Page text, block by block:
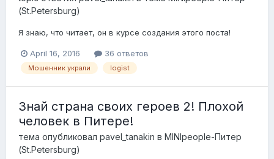
(St.Petersburg)
Я знаю, что читает, он в курсе создания этого поста!
April 16, 2016 36 ответов
Мошенник украли logist
Знай страна своих героев 2! Плохой
человек в Питере!
тема опубликовал pavel_tanakin в MINIpeople-Питер
(St.Petersburg)